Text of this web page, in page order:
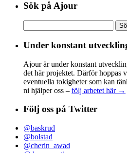
Sök på Ajour
efter:
Under konstant
Ajour är under konstant
det här projektet. Därför hoppas
eventuella tokigheter som kan
ni hjälper oss – följ arbetet här →
Följ oss på Twitter
@baskrud
@bolstad
@cherin_awad